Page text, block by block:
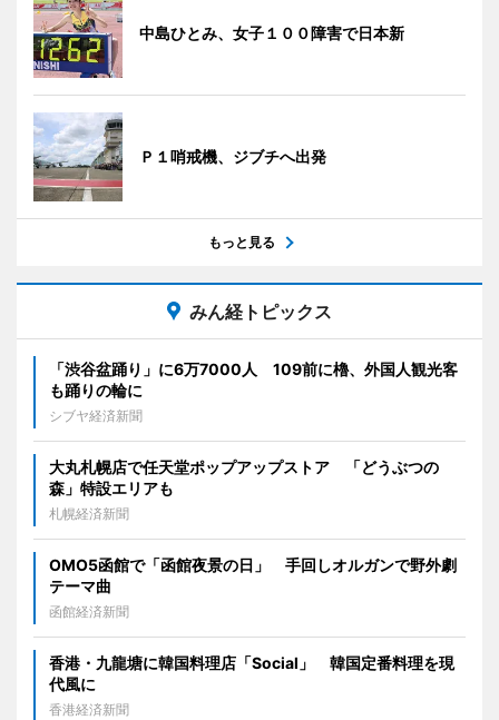
中島ひとみ、女子１００障害で日本新
Ｐ１哨戒機、ジブチへ出発
もっと見る
みん経トピックス
「渋谷盆踊り」に6万7000人 109前に櫓、外国人観光客
も踊りの輪に
シブヤ経済新聞
大丸札幌店で任天堂ポップアップストア 「どうぶつの
森」特設エリアも
札幌経済新聞
OMO5函館で「函館夜景の日」 手回しオルガンで野外劇
テーマ曲
函館経済新聞
香港・九龍塘に韓国料理店「Social」 韓国定番料理を現
代風に
香港経済新聞